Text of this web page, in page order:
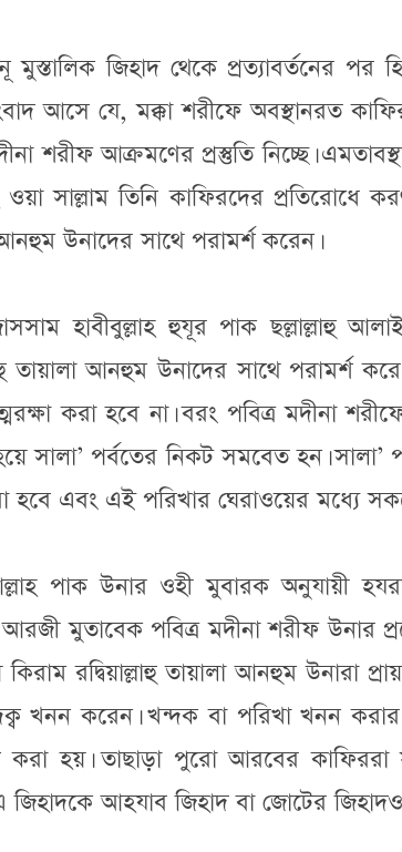
মুস্তালিক জিহাদ থেকে প্রত্যাবর্তনের
আসে যে, মক্কা শরীফে অবস্থানরত
শরীফ আক্রমণের প্রস্তুতি নিচ্ছে।
সাল্লাম তিনি কাফিরদের প্রতিরোধে
উনাদের সাথে পরামর্শ করেন।
হাবীবুল্লাহ হুযূর পাক ছল্লাল্লাহু
তায়ালা আনহুম উনাদের সাথে পরামর্শ
করা হবে না। বরং পবিত্র মদীনা
সালা’ পর্বতের নিকট সমবেত হন। সালা’
হবে এবং এই পরিখার ঘেরাওয়ের মধ্যে
পাক উনার ওহী মুবারক অনুযায়ী হযরত
মুতাবেক পবিত্র মদীনা শরীফ উনার
কিরাম রদ্বিয়াল্লাহু তায়ালা আনহুম
খনন করেন। খন্দক বা পরিখা খনন
হয়। তাছাড়া পুরো আরবের কাফিররা
জিহাদকে আহযাব জিহাদ বা জোটের